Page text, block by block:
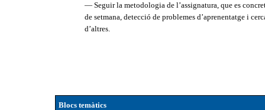
— Seguir la metodologia de l’assignatura, que es
de setmana, detecció de problemes d’aprenentatge i
d’altres.
Blocs temàtics